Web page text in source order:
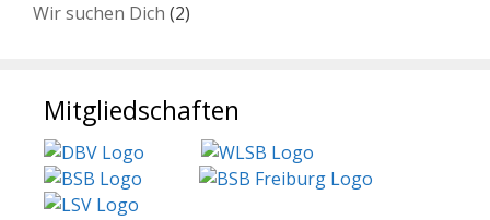
Wir suchen Dich (2)
Mitgliedschaften